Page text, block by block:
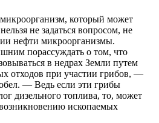
который может
не задаться вопросом, не
нефти микроорганизмы.
порассуждать о том, что
в недрах Земли путем
отходов при участии грибов, —
— Ведь если эти грибы
дизельного топлива, то, может
ископаемых